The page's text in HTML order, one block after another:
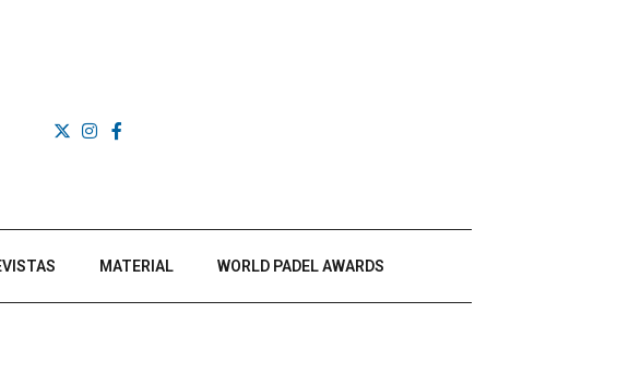
MATERIAL WORLD PADEL AWARDS